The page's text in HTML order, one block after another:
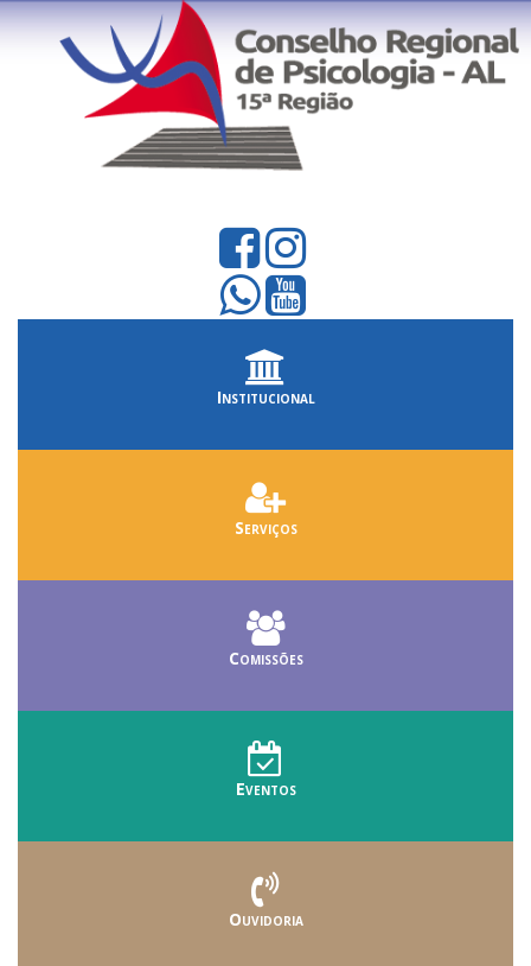
Institucional
Serviços
Comissões
Eventos
Ouvidoria